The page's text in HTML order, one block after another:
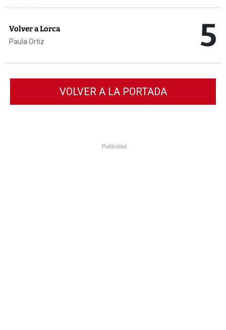
Volver a Lorca
Paula Ortiz 5
VOLVER A LA PORTADA
Publicidad